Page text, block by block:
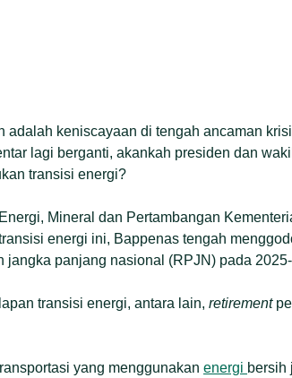
adalah keniscayaan di tengah ancaman
lagi berganti, akankah presiden dan
transisi energi?
Mineral dan Pertambangan
energi ini, Bappenas tengah
jangka panjang nasional (RPJN) pada
transisi energi, antara lain, retirement
yang menggunakan energi bersih